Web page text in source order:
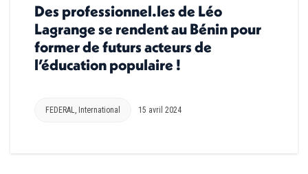
Des professionnel.les de Léo
Lagrange se rendent au Bénin pour
former de futurs acteurs de
l’éducation populaire !
FEDERAL, International 15 avril 2024